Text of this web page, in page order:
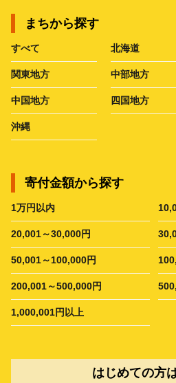
まちから探す
すべて 北海道
関東地方 中部地方
中国地方 四国地方
沖縄
寄付金額から探す
1万円以内
20,001～30,000円
50,001～100,000円
200,001～500,000円
1,000,001円以上
はじめての方